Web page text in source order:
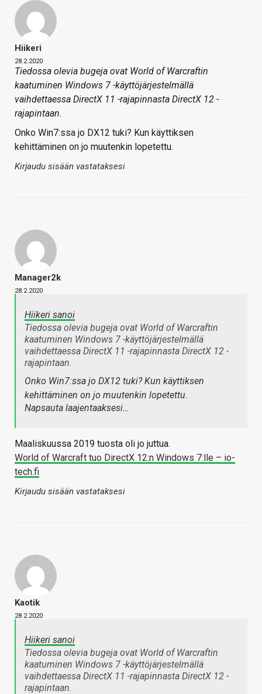
Hiikeri
28.2.2020
Tiedossa olevia bugeja ovat World of Warcraftin
kaatuminen Windows 7 -käyttöjärjestelmällä
vaihdettaessa DirectX 11 -rajapinnasta DirectX 12 -
rajapintaan.
Onko Win7:ssa jo DX12 tuki? Kun käyttiksen
kehittäminen on jo muutenkin lopetettu.
Kirjaudu sisään vastataksesi
Manager2k
28.2.2020
Hiikeri sanoi
Tiedossa olevia bugeja ovat World of Warcraftin
kaatuminen Windows 7 -käyttöjärjestelmällä
vaihdettaessa DirectX 11 -rajapinnasta DirectX 12 -
rajapintaan.
Onko Win7:ssa jo DX12 tuki? Kun käyttiksen
kehittäminen on jo muutenkin lopetettu.
Napsauta laajentaaksesi…
Maaliskuussa 2019 tuosta oli jo juttua.
World of Warcraft tuo DirectX 12:n Windows 7:lle – io-
tech.fi
Kirjaudu sisään vastataksesi
Kaotik
28.2.2020
Hiikeri sanoi
Tiedossa olevia bugeja ovat World of Warcraftin
kaatuminen Windows 7 -käyttöjärjestelmällä
vaihdettaessa DirectX 11 -rajapinnasta DirectX 12 -
rajapintaan.